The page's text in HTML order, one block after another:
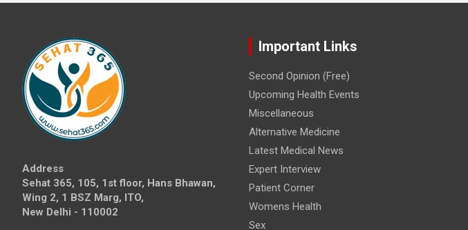
Address
Sehat 365, 105, 1st floor, Hans Bhawan,
Wing 2, 1 BSZ Marg, ITO,
New Delhi - 110002
Important Links
Second Opinion (Free)
Upcoming Health Events
Miscellaneous
Alternative Medicine
Latest Medical News
Expert Interview
Patient Corner
Womens Health
Sex